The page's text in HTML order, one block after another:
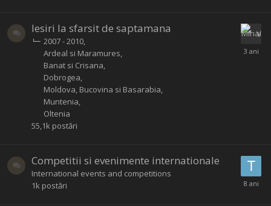
Iesiri la sfarsit de saptamana
2007 - 2010
Ardeal si Maramures
Banat si Crisana
Dobrogea
Moldova, Bucovina si Basarabia
Muntenia
Oltenia
55,1k postări
Competitii si evenimente internationale
International events and competitions
1k postări